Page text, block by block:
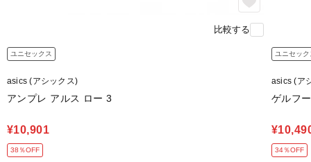
比較する
ユニセックス
asics (アシックス)
アンプレ アルス ロー 3
¥10,901
38％OFF
ユニセック
asics (ア
ゲルフ
34％OFF